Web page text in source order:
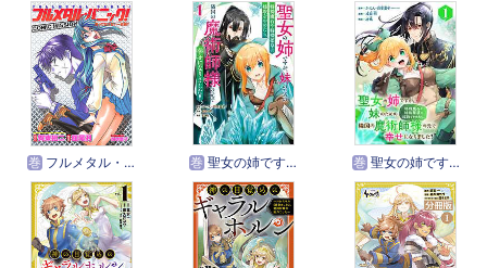
巻 フルメタル・パニック！コミックミッション 巻 聖女の姉ですが、妹のための特殊魔石や特殊薬草の採取をやめたら、隣国の魔術師様の元で幸せになりました！（コミック） 巻聖女の姉ですが、妹のための特殊魔石や特殊薬草の採取をやめたら、隣国の魔術師様の元で幸せになりました！（コミック）【分冊版】